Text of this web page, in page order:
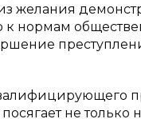
желания
нормам
не